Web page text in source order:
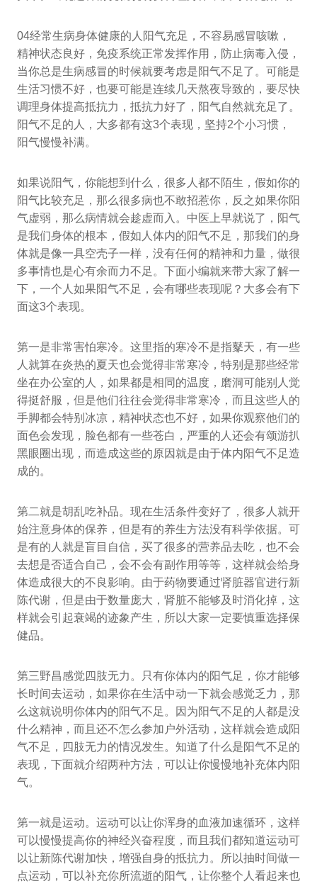
04经常生病身体健康的人阳气充足，不容易感冒咳嗽，
精神状态良好，免疫系统正常发挥作用，防止病毒入侵，
当你总是生病感冒的时候就要考虑是阳气不足了。可能是
生活习惯不好，也要可能是连续几天熬夜导致的，要尽快
调理身体提高抵抗力，抵抗力好了，阳气自然就充足了。
阳气不足的人，大多都有这3个表现，坚持2个小习惯，
阳气慢慢补满。
如果说阳气，你能想到什么，很多人都不陌生，假如你的
阳气比较充足，那么很多病也不敢招惹你，反之如果你阳
气虚弱，那么病情就会趁虚而入。中医上早就说了，阳气
是我们身体的根本，假如人体内的阳气不足，那我们的身
体就是像一具空壳子一样，没有任何的精神和力量，做很
多事情也是心有余而力不足。下面小编就来带大家了解一
下，一个人如果阳气不足，会有哪些表现呢？大多会有下
面这3个表现。
第一是非常害怕寒冷。这里指的寒冷不是指鼕天，有一些
人就算在炎热的夏天也会觉得非常寒冷，特别是那些经常
坐在办公室的人，如果都是相同的温度，磨洞可能别人觉
得挺舒服，但是他们往往会觉得非常寒冷，而且这些人的
手脚都会特别冰凉，精神状态也不好，如果你观察他们的
面色会发现，脸色都有一些苍白，严重的人还会有颂游扒
黑眼圈出现，而造成这些的原因就是由于体内阳气不足造
成的。
第二就是胡乱吃补品。现在生活条件变好了，很多人就开
始注意身体的保养，但是有的养生方法没有科学依据。可
是有的人就是盲目自信，买了很多的营养品去吃，也不会
去想是否适合自己，会不会有副作用等等，这样就会给身
体造成很大的不良影响。由于药物要通过肾脏器官进行新
陈代谢，但是由于数量庞大，肾脏不能够及时消化掉，这
样就会引起衰竭的迹象产生，所以大家一定要慎重选择保
健品。
第三野昌感觉四肢无力。只有你体内的阳气足，你才能够
长时间去运动，如果你在生活中动一下就会感觉乏力，那
么这就说明你体内的阳气不足。因为阳气不足的人都是没
什么精神，而且还不怎么参加户外活动，这样就会造成阳
气不足，四肢无力的情况发生。知道了什么是阳气不足的
表现，下面就介绍两种方法，可以让你慢慢地补充体内阳
气。
第一就是运动。运动可以让你浑身的血液加速循环，这样
可以慢慢提高你的神经兴奋程度，而且我们都知道运动可
以让新陈代谢加快，增强自身的抵抗力。所以抽时间做一
点运动，可以补充你所流逝的阳气，让你整个人看起来也